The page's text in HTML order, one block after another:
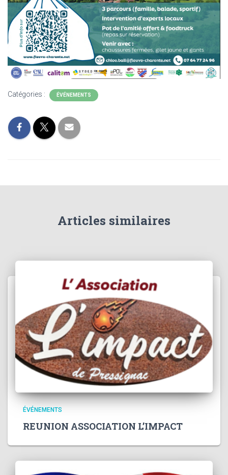
Catégories : ÉVÉNEMENTS
Articles similaires
ÉVÉNEMENTS
REUNION ASSOCIATION L’IMPACT